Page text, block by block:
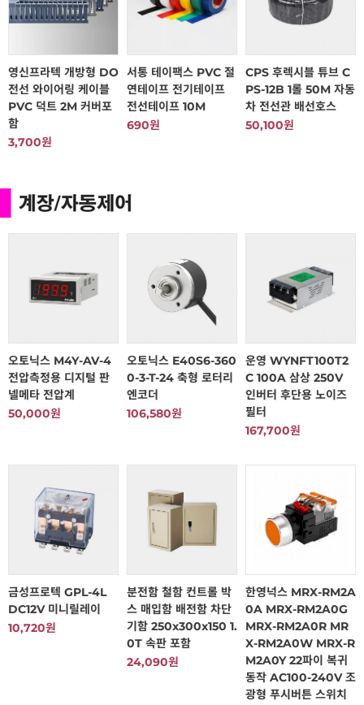
영신프라텍 개방형 DO
전선 와이어링 케이블
PVC 덕트 2M 커버포
함
3,700원
서통 테이팩스 PVC 절
연테이프 전기테이프
전선테이프 10M
690원
CPS 후렉시블 튜브 C
PS-12B 1롤 50M 자동
차 전선관 배선호스
50,100원
오토닉스 M4Y-AV-4
전압측정용 디지털 판
넬메타 전압계
50,000원
오토닉스 E40S6-360
0-3-T-24 축형 로터리
엔코더
106,580원
운영 WYNFT100T2
C 100A 삼상 250V
인버터 후단용 노이즈
필터
167,700원
금성프로텍 GPL-4L
DC12V 미니릴레이
10,720원
분전함 철함 컨트롤 박
스 매입함 배전함 차단
기함 250x300x150 1.
0T 속판 포함
24,090원
한영넉스 MRX-RM2A
0A MRX-RM2A0G
MRX-RM2A0R MR
X-RM2A0W MRX-R
M2A0Y 22파이 복귀
동작 AC100-240V 조
광형 푸시버튼 스위치